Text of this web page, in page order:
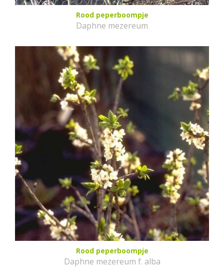
Rood peperboompje
Daphne mezereum
Rood peperboompje
Daphne mezereum f. alba